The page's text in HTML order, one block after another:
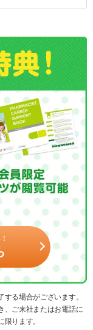
る場合がございます。
、ご来社またはお電話に
ります。